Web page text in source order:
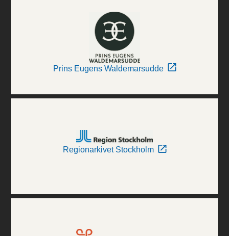
Prins Eugens Waldemarsudde
Regionarkivet Stockholm